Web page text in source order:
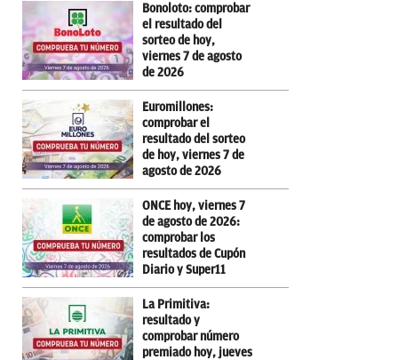
Bonoloto: comprobar
el resultado del
sorteo de hoy,
viernes 7 de agosto
de 2026
Euromillones:
comprobar el
resultado del sorteo
de hoy, viernes 7 de
agosto de 2026
ONCE hoy, viernes 7
de agosto de 2026:
comprobar los
resultados de Cupón
Diario y Super11
La Primitiva:
resultado y
comprobar número
premiado hoy, jueves